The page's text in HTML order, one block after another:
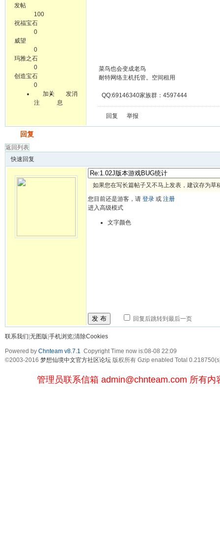
发帖
100
祝福宝石
0
威望
0
玛雅之石
0
创造宝石
0
加关
注
发消
息
菜鸟也会变成老鸟
耐特网络主机托管。空间租用
QQ:69146340家族群：4597444
回复 举报
回复
返回列表
快速回复
如果您在写长篇帖子又不马上发表，建议存为草
您目前还是游客，请 登录 或 注册
进入高级模式
文字颜色
发 布 回复后跳转到最后一页
联系我们 无图版 手机浏览 清除Cookies
Powered by Chnteam v8.7.1 Copyright Time now is:08-08 22:09
©2003-2016 梦想仙境中文官方社区论坛 版权所有 Gzip enabled Total
管理员联系信箱 admin@chnteam.com 所有内